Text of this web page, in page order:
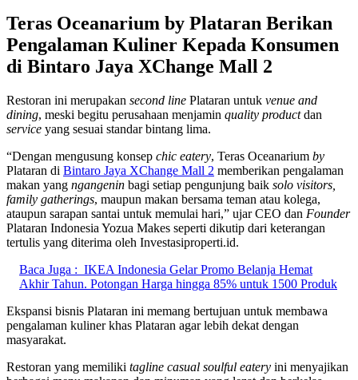
Teras Oceanarium by Plataran Berikan
Pengalaman Kuliner Kepada Konsumen
di Bintaro Jaya XChange Mall 2
Restoran ini merupakan second line Plataran untuk venue and
dining, meski begitu perusahaan menjamin quality productdan
service yang sesuai standar bintang lima.
“Dengan mengusung konsep chic eatery, Teras Oceanarium by
Plataran di Bintaro Jaya XChange Mall 2 memberikan pengalaman
makan yang ngangenin bagi setiap pengunjung baik solo visitors,
family gatherings, maupun makan bersama teman atau kolega,
ataupun sarapan santai untuk memulai hari,” ujar CEO dan Founder
Plataran Indonesia Yozua Makes seperti dikutip dari keterangan
tertulis yang diterima oleh Investasiproperti.id.
Baca Juga : IKEA Indonesia Gelar Promo Belanja Hemat
Akhir Tahun. Potongan Harga hingga 85% untuk 1500 Produk
Ekspansi bisnis Plataran ini memang bertujuan untuk membawa
pengalaman kuliner khas Plataran agar lebih dekat dengan
masyarakat.
Restoran yang memiliki tagline casual soulful eatery ini menyajikan